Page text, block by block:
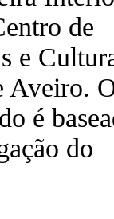
de
e
Aveiro.
é
do